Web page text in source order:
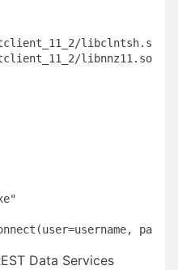
libnnz11.so /
Data Services